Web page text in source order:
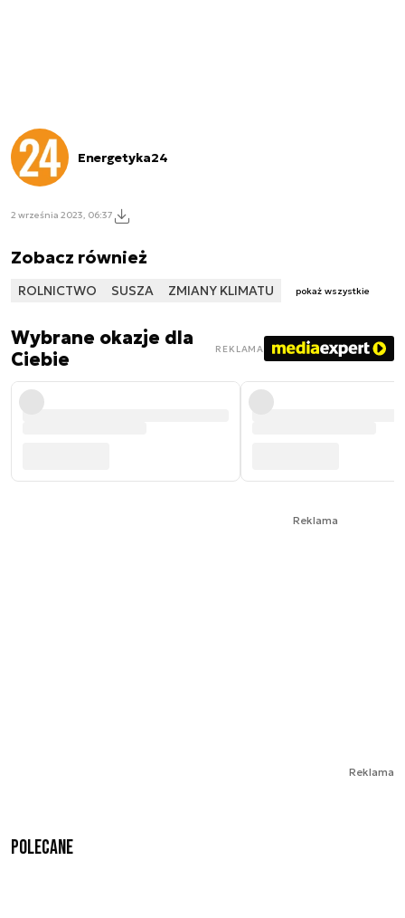
Energetyka24
2 września 2023, 06:37
Zobacz również
ROLNICTWO SUSZA ZMIANY KLIMATU pokaż wszystkie
Wybrane okazje dla
Ciebie
REKLAMA
Reklama
Reklama
Polecane